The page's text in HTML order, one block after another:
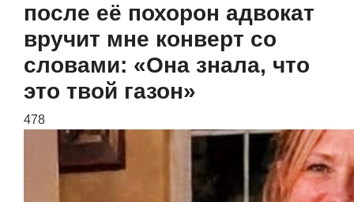
после её похорон адвокат
вручит мне конверт со
словами: «Она знала, что
это твой газон»
478